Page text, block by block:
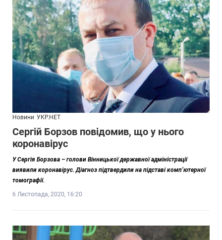
Новини УКР.НЕТ
Сергій Борзов повідомив, що у нього
коронавірус
У Сергія Борзова – голови Вінницької державної адміністрації
виявили коронавірус. Діагноз підтвердили на підставі комп’ютерної
томографії.
6 Листопада, 2020, 16:20